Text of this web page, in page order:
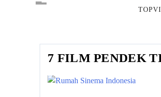
7 FILM PENDEK